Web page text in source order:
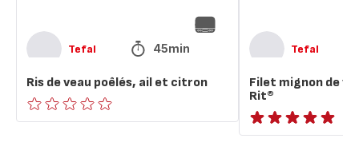
Tefal 45min
Ris de veau poêlés, ail et citron
ratings.0
Tefal
Filet mignon de
Rit®
ratings.NaN